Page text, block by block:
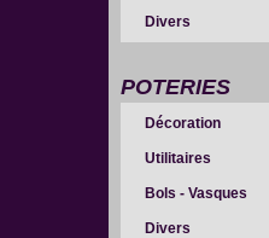
Divers
POTERIES
Décoration
Utilitaires
Bols - Vasques
Divers